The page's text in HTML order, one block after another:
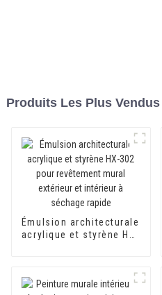
Produits Les Plus Vendus
Émulsion architecturale
acrylique et styrène HX-
rapide